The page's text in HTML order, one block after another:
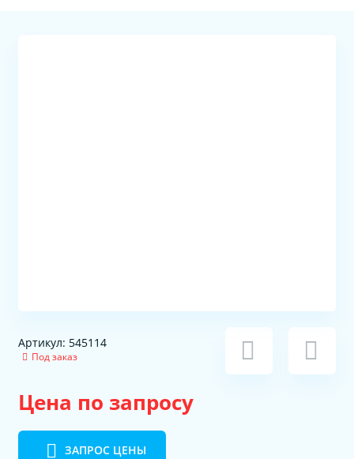
Артикул: 545114
Под заказ
Цена по запросу
ЗАПРОС ЦЕНЫ